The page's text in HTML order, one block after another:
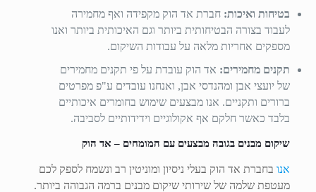
בטיחות ואיכות: חברת אד הוק מקפידה ואף מחמירה
לעבוד בצורה הבטיחותית ביותר וגם האיכותית ביותר ואנו
מספקים אחריות מלאה על עבודות השיקום.
תקנים מחמירים: אד הוק עובדת על פי תקנים מחמירים
של יועצי אבן ומהנדסי אבן, ואנחנו עובדים ע"פ מפרטים
ברורים ותקניים. אנו מבצעים שימוש בחומרים איכותיים
בלבד כאשר חלקם אף אקולוגיים וידידותיים לסביבה.
שיקום מבנים בגובה מבצעים עם המומחים – אד הוק
אנובחברת אד הוק בעלי ניסיון ומוניטין רב ונשמח לספק לכם
מעטפת שלמה של שירותי שיקום מבנים ברמה הגבוהה ביותר.